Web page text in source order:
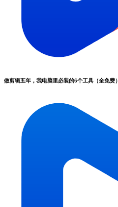
做剪辑五年，我电脑里必装的6个工具（全免费）